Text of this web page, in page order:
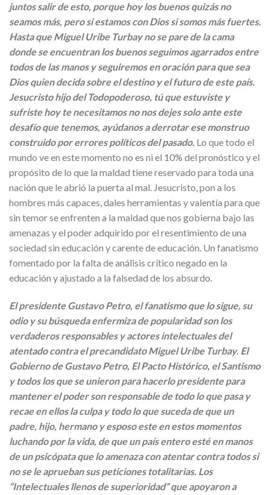
juntos salir de esto, porque hoy los buenos quizás no
seamos más, pero si estamos con Dios si somos más fuertes.
Hasta que Miguel Uribe Turbay no se pare de la cama
donde se encuentran los buenos seguimos agarrados entre
todos de las manos y seguiremos en oración para que sea
Dios quien decida sobre el destino y el futuro de este país.
Jesucristo hijo del Todopoderoso, tú que estuviste y
sufriste hoy te necesitamos no nos dejes solo ante este
desafío que tenemos, ayúdanos a derrotar ese monstruo
construido por errores políticos del pasado. Lo que todo el
mundo ve en este momento no es ni el 10% del pronóstico y el
propósito de lo que la maldad tiene reservado para toda una
nación que le abrió la puerta al mal. Jesucristo, pon a los
hombres más capaces, dales herramientas y valentía para que
sin temor se enfrenten a la maldad que nos gobierna bajo las
amenazas y el poder adquirido por el resentimiento de una
sociedad sin educación y carente de educación. Un fanatismo
fomentado por la falta de análisis crítico negado en la
educación y ajustado a la falsedad de los absurdo.
El presidente Gustavo Petro, el fanatismo que lo sigue, su
odio y su búsqueda enfermiza de popularidad son los
verdaderos responsables y actores intelectuales del
atentado contra el precandidato Miguel Uribe Turbay. El
Gobierno de Gustavo Petro, El Pacto Histórico, el Santismo
y todos los que se unieron para hacerlo presidente para
mantener el poder son responsable de todo lo que pasa y
recae en ellos la culpa y todo lo que suceda de que un
padre, hijo, hermano y esposo este en estos momentos
luchando por la vida, de que un país entero esté en manos
de un psicópata que lo amenaza con atentar contra todos si
no se le aprueban sus peticiones totalitarias. Los
“Intelectuales llenos de superioridad” que apoyaron a